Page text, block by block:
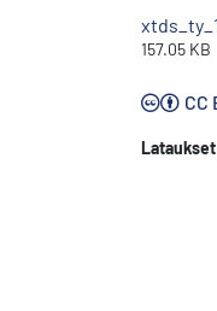
157.05 KB
CC
Lataukset